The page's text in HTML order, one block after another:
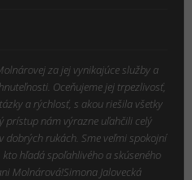
za jej vynikajúce služby a
Oceňujeme jej trpezlivosť,
a rýchlosť, s akou riešila všetky
prístup nám výrazne uľahčili celý
dobrých rukách. Sme veľmi spokojní
hľadá spoľahlivého a skúseného
Molnárová!Simona Jalovecká